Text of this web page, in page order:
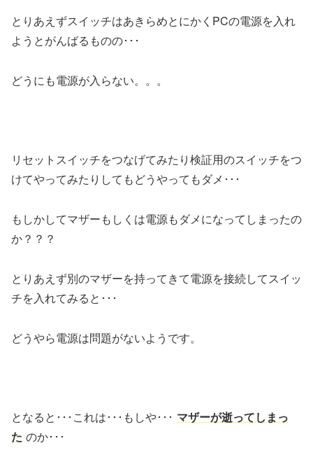
とりあえずスイッチはあきらめとにかくPCの電源を入れ
ようとがんばるものの･･･
どうにも電源が入らない。。。
リセットスイッチをつなげてみたり検証用のスイッチをつ
けてやってみたりしてもどうやってもダメ･･･
もしかしてマザーもしくは電源もダメになってしまったの
か？？？
とりあえず別のマザーを持ってきて電源を接続してスイッ
チを入れてみると･･･
どうやら電源は問題がないようです。
となると･･･これは･･･もしや･･･ マザーが逝ってしまっ
た のか･･･